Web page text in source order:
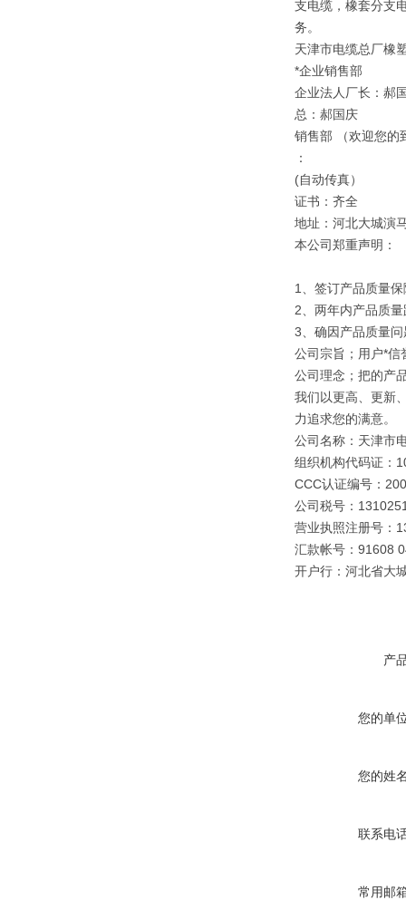
支电缆，橡套分支
务。
天津市电缆总厂橡
*企业销售部
企业法人厂长：郝
总：郝国庆
销售部 （欢迎您的
：
(自动传真）
证书：齐全
地址：河北大城演
本公司郑重声明：
1、签订产品质量
2、两年内产品质
3、确因产品质量
公司宗旨；用户*信
公司理念；把的产
我们以更高、更新
力追求您的满意。
公司名称：天津市
组织机构代码证：
CCC认证编号：
公司税号：
营业执照注册号：
汇款帐号：91608
开户行：河北省大
产
您的单
您的姓
联系电
常用邮